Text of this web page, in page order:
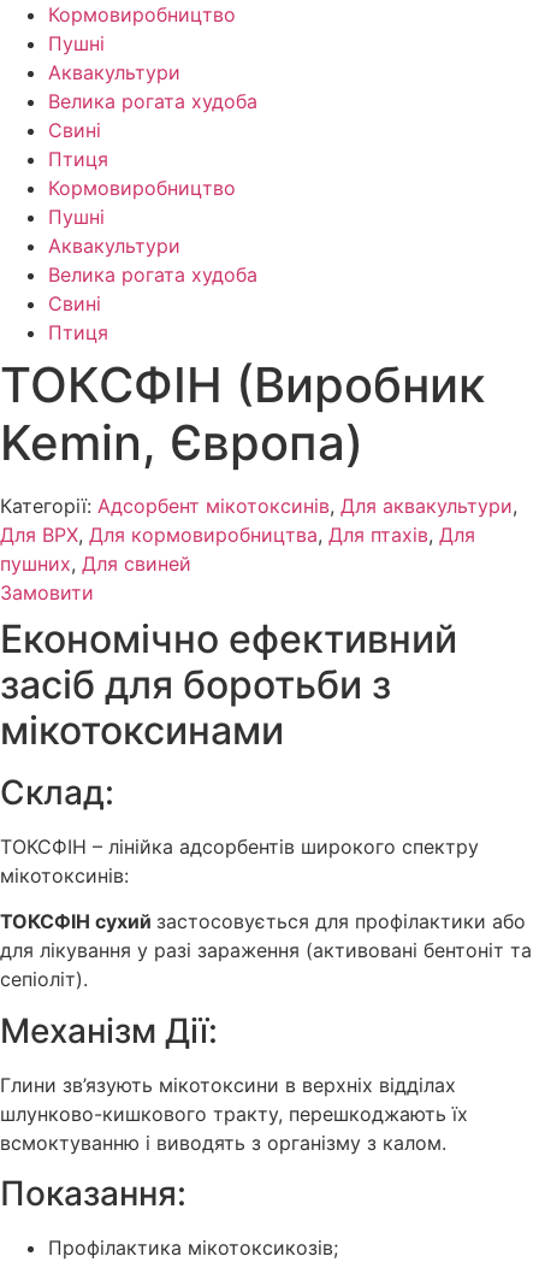
Кормо­виробництво
Пушні
Аквакультури
Велика рогата худоба
Свині
Птиця
Кормо­виробництво
Пушні
Аквакультури
Велика рогата худоба
Свині
Птиця
ТОКСФІН (Виробник
Kemin, Європа)
Категорії: Адсорбент мікотоксинів, Для аквакультури,
Для ВРХ, Для кормовиробництва, Для птахів, Для
пушних, Для свиней
Замовити
Економічно ефективний
засіб для боротьби з
мікотоксинами
Склад:
ТОКСФІН – лінійка адсорбентів широкого спектру
мікотоксинів:
ТОКСФІН сухий застосовується для профілактики або
для лікування у разі зараження (активовані бентоніт та
сепіоліт).
Механізм Дії:
Глини зв’язують мікотоксини в верхніх відділах
шлунково-кишкового тракту, перешкоджають їх
всмоктуванню і виводять з організму з калом.
Показання:
Профілактика мікотоксикозів;